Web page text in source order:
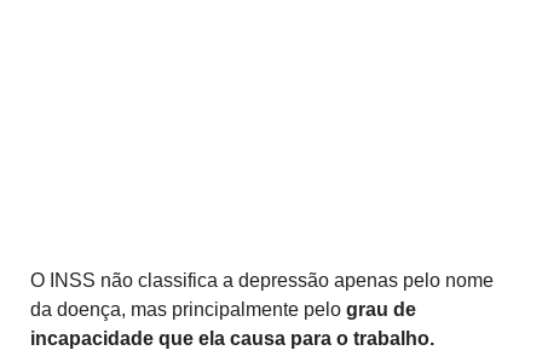
O INSS não classifica a depressão apenas pelo nome
da doença, mas principalmente pelo grau de
incapacidade que ela causa para o trabalho.